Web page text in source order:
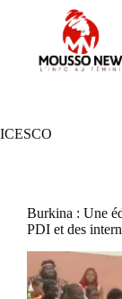
ICESCO
Burkina : Une
PDI et des